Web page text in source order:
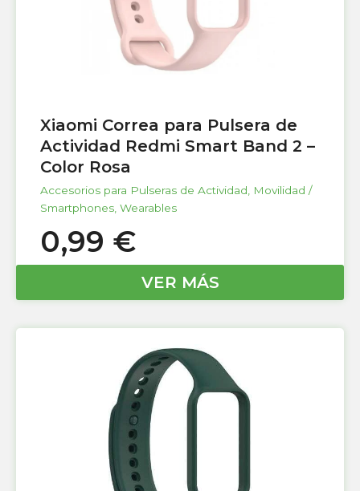
Xiaomi Correa para Pulsera de
Actividad Redmi Smart Band 2 –
Color Rosa
Accesorios para Pulseras de Actividad, Movilidad /
Smartphones, Wearables
0,99 €
VER MÁS